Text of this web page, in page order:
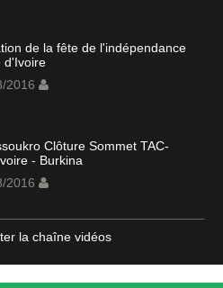
de la fête de l'indépendance
d'Ivoire
2016
Clôture Sommet TAC-
- Burkina
2016
la chaîne vidéos